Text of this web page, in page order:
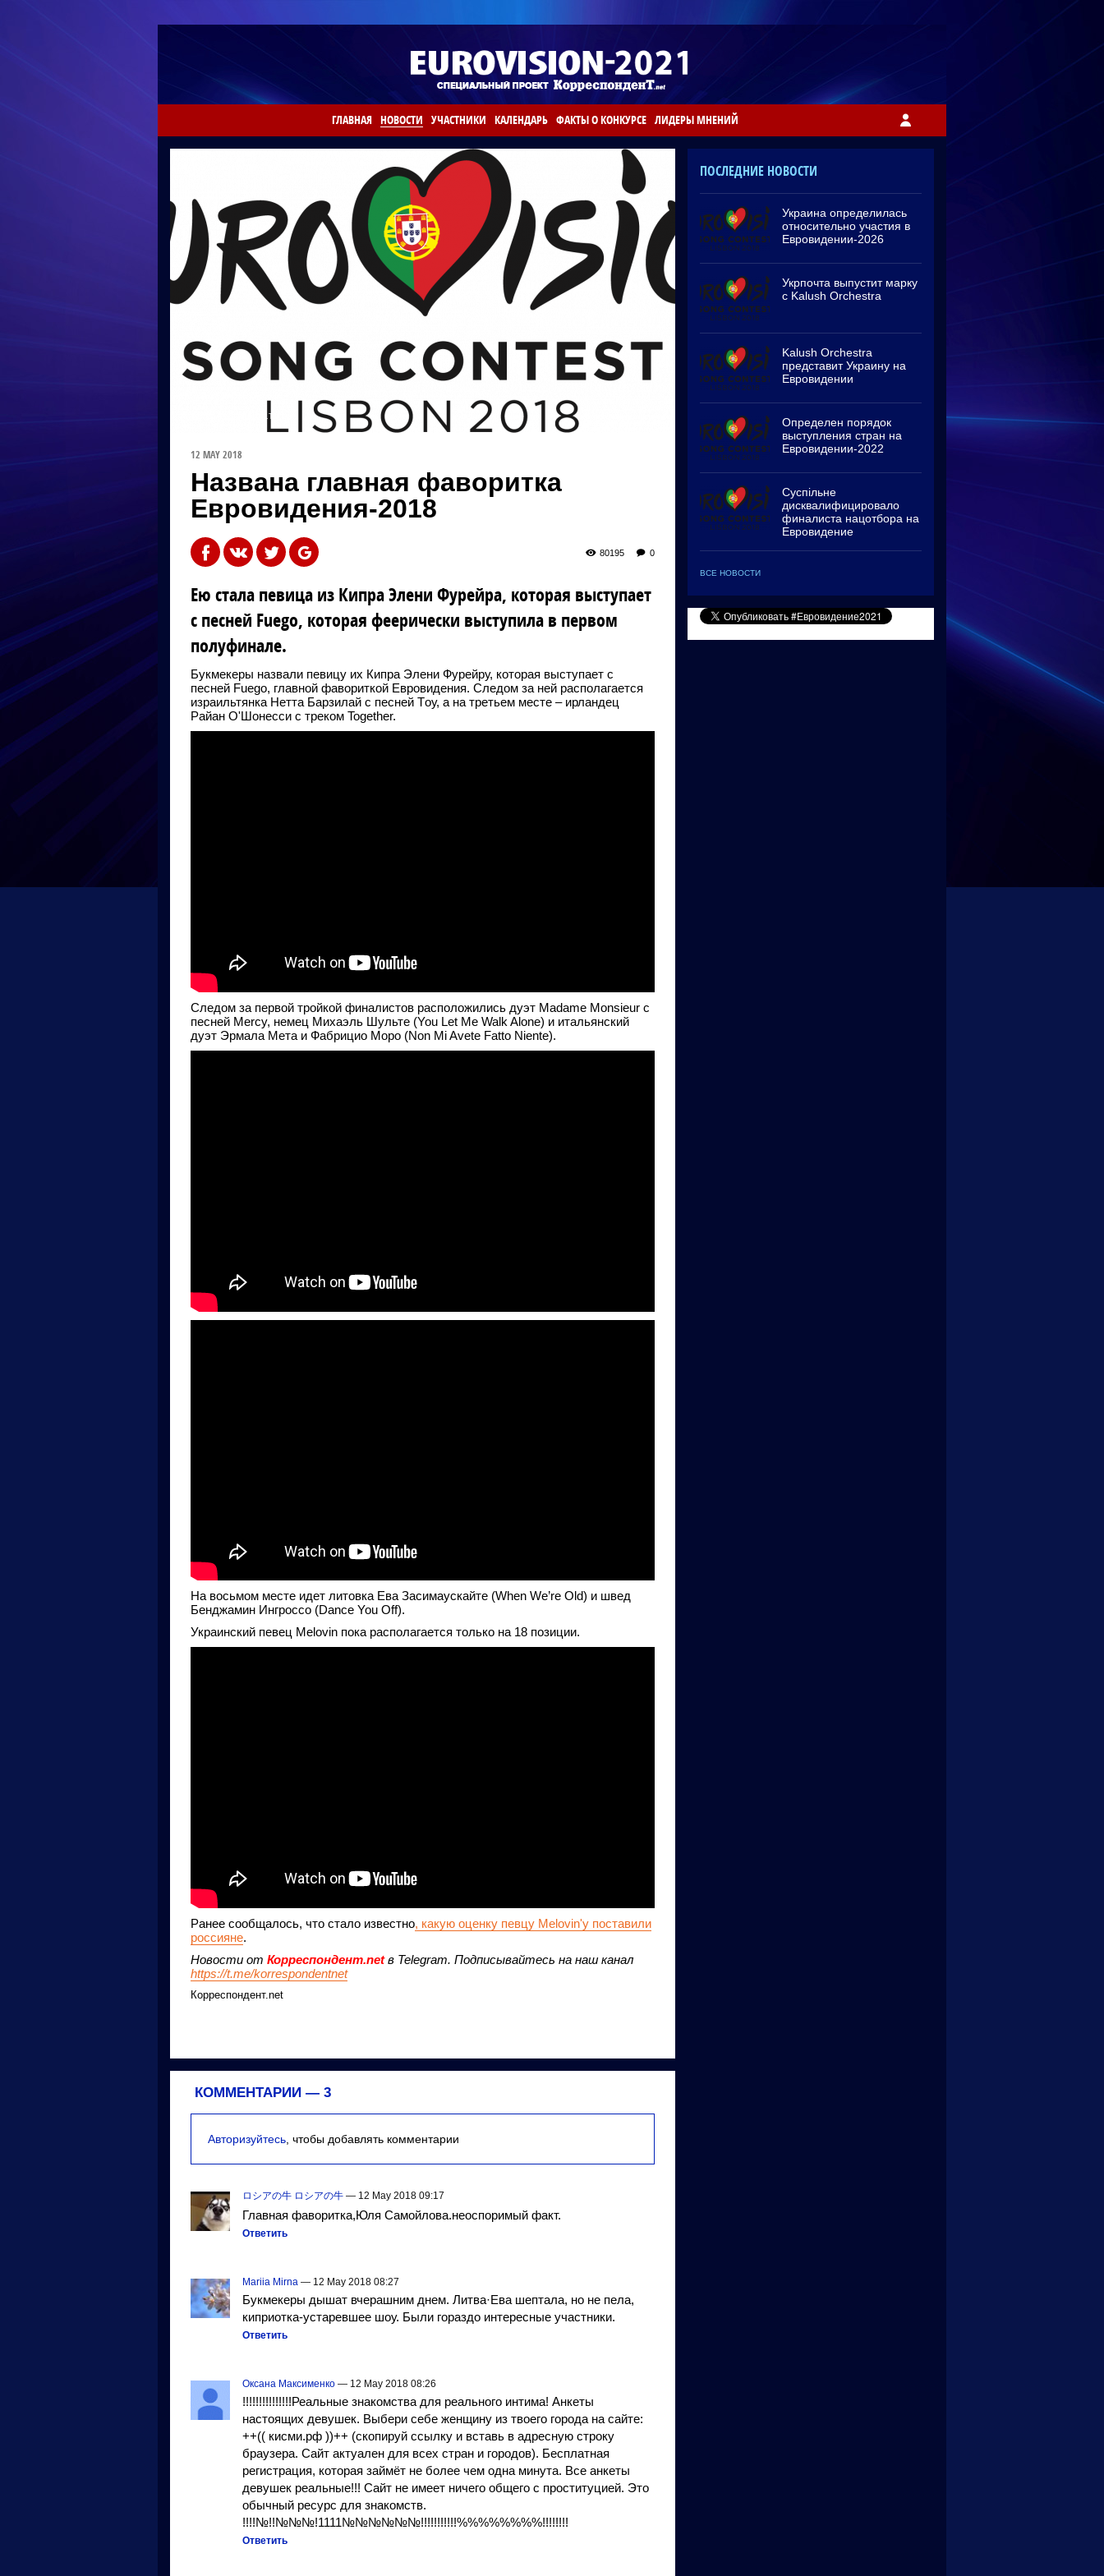
ГЛАВНАЯ НОВОСТИ УЧАСТНИКИ КАЛЕНДАРЬ ФАКТЫ О КОНКУРСЕ ЛИДЕРЫ МНЕНИЙ
ФОТО: EUROVISION.TV
12 MAY 2018
Названа главная фаворитка
Евровидения-2018
80195 0
Ею стала певица из Кипра Элени Фурейра, которая выступает
с песней Fuego, которая феерически выступила в первом
полуфинале.
Букмекеры назвали певицу их Кипра Элени Фурейру, которая выступает с
песней Fuego, главной фавориткой Евровидения. Следом за ней располагается
израильтянка Нетта Барзилай с песней Tоу, а на третьем месте – ирландец
Райан О'Шонесси с треком Together.
Следом за первой тройкой финалистов расположились дуэт Madame Monsieur с
песней Mercy, немец Михаэль Шульте (You Let Me Walk Alone) и итальянский
дуэт Эрмала Мета и Фабрицио Моро (Non Mi Avete Fatto Niente).
На восьмом месте идет литовка Ева Засимаускайте (When We’re Old) и швед
Бенджамин Ингроссо (Dance You Off).
Украинский певец Melovin пока располагается только на 18 позиции.
Ранее сообщалось, что стало известно, какую оценку певцу Melovin'у поставили
россияне.
Новости от Корреспондент.netв Telegram. Подписывайтесь на наш канал
https://t.me/korrespondentnet
Корреспондент.net
КОММЕНТАРИИ — 3
Авторизуйтесь, чтобы добавлять комментарии
ロシアの牛 ロシアの牛 — 12 May 2018 09:17
Главная фаворитка,Юля Самойлова.неоспоримый факт.
Ответить
Mariia Mirna — 12 May 2018 08:27
Букмекеры дышат вчерашним днем. Литва·Ева шептала, но не пела,
киприотка-устаревшее шоу. Были гораздо интересные участники.
Ответить
Оксана Максименко — 12 May 2018 08:26
!!!!!!!!!!!!!!!Реальные знакомства для реального интима! Анкеты
настоящих девушек. Выбери себе женщину из твоего города на сайте:
++(( кисми.рф ))++ (скопируй ссылку и вставь в адресную строку
браузера. Сайт актуален для всех стран и городов). Бесплатная
регистрация, которая займёт не более чем одна минута. Все анкеты
девушек реальные!!! Сайт не имеет ничего общего с проституцией. Это
обычный ресурс для знакомств.
!!!!№!!№№№!1111№№№№№№!!!!!!!!!!!%%%%%%%%!!!!!!!!
Ответить
ПОСЛЕДНИЕ НОВОСТИ
Украина определилась
относительно участия в
Евровидении-2026
Укрпочта выпустит марку
с Kalush Orchestra
Kalush Orchestra
представит Украину на
Евровидении
Определен порядок
выступления стран на
Евровидении-2022
Суспільне
дисквалифицировало
финалиста нацотбора на
Евровидение
ВСЕ НОВОСТИ